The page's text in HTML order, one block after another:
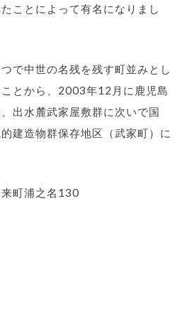
ことによって有名になりまし
で中世の名残を残す町並みとし
とから、2003年12月に鹿児島
出水麓武家屋敷群に次いで国
建造物群保存地区（武家町）に
町浦之名130